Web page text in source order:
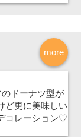
more
のドーナツ型が
ど更に美味しい
コレーション♡